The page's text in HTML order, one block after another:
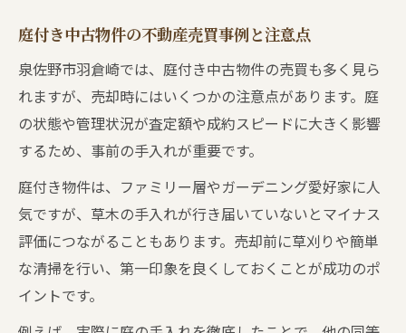
費用や相談先選びで迷わない実践アドバイス
不動産売買にかかる主な費用と内訳を解説
相談料の目安と無料サービス活用のポイン
ト
専門家ごとの不動産売買相談の役割分担
相続や税金の相談先と不動産売買の連携法
不動産売買で後悔しない契約前のチェック
項目
庭付き中古物件の不動産売買事例と注意点
泉佐野市羽倉崎では、庭付き中古物件の売買も多く見ら
れますが、売却時にはいくつかの注意点があります。庭
の状態や管理状況が査定額や成約スピードに大きく影響
するため、事前の手入れが重要です。
庭付き物件は、ファミリー層やガーデニング愛好家に人
気ですが、草木の手入れが行き届いていないとマイナス
評価につながることもあります。売却前に草刈りや簡単
な清掃を行い、第一印象を良くしておくことが成功のポ
イントです。